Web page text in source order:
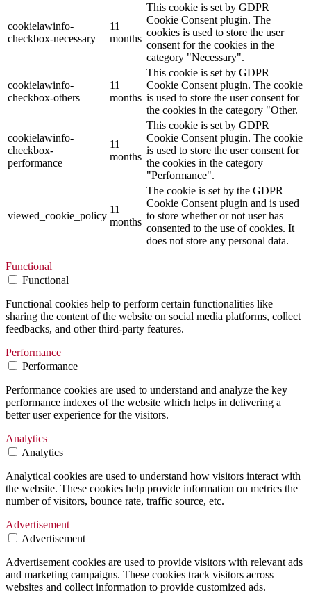
cookielawinfo-
checkbox-necessary
11
months
This cookie is set by GDPR
Cookie Consent plugin. The
cookies is used to store the user
consent for the cookies in the
category "Necessary".
cookielawinfo-
checkbox-others
11
months
This cookie is set by GDPR
Cookie Consent plugin. The cookie
is used to store the user consent for
the cookies in the category "Other.
cookielawinfo-
checkbox-
performance
11
months
This cookie is set by GDPR
Cookie Consent plugin. The cookie
is used to store the user consent for
the cookies in the category
"Performance".
viewed_cookie_policy
11
months
The cookie is set by the GDPR
Cookie Consent plugin and is used
to store whether or not user has
consented to the use of cookies. It
does not store any personal data.
Functional
Functional
Functional cookies help to perform certain functionalities like
sharing the content of the website on social media platforms, collect
feedbacks, and other third-party features.
Performance
Performance
Performance cookies are used to understand and analyze the key
performance indexes of the website which helps in delivering a
better user experience for the visitors.
Analytics
Analytics
Analytical cookies are used to understand how visitors interact with
the website. These cookies help provide information on metrics the
number of visitors, bounce rate, traffic source, etc.
Advertisement
Advertisement
Advertisement cookies are used to provide visitors with relevant ads
and marketing campaigns. These cookies track visitors across
websites and collect information to provide customized ads.